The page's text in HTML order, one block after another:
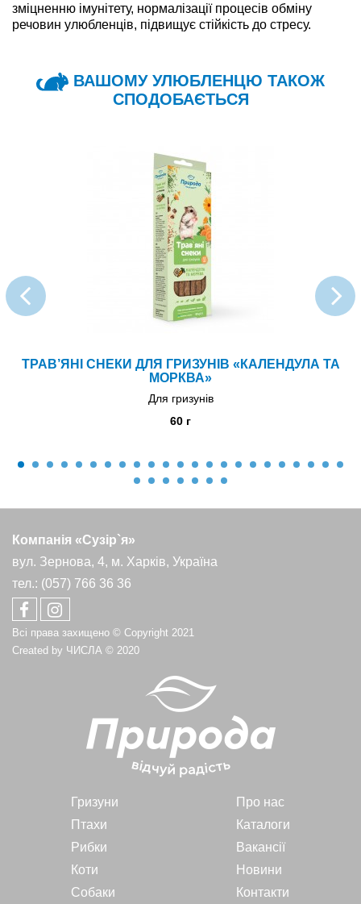
зміцненню імунітету, нормалізації процесів обміну
речовин улюбленців, підвищує стійкість до стресу.
ВАШОМУ УЛЮБЛЕНЦЮ ТАКОЖ
СПОДОБАЄТЬСЯ
ТРАВ’ЯНІ СНЕКИ ДЛЯ ГРИЗУНІВ «КАЛЕНДУЛА ТА
МОРКВА»
Для гризунів
60 г
Компанія «Сузір`я»
вул. Зернова, 4, м. Харків, Україна
тел.: (057) 766 36 36
Всі права захищено © Copyright 2021
Created by ЧИСЛА © 2020
Гризуни
Птахи
Рибки
Коти
Собаки
Про нас
Каталоги
Вакансії
Новини
Контакти